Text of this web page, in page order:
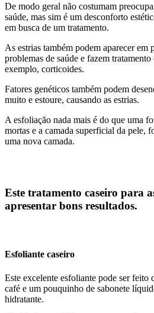
De modo geral não costumam
saúde, mas sim é um desconforto
em busca de um tratamento.
As estrias também podem aparecer em
problemas de saúde e fazem
exemplo, corticoides.
Fatores genéticos também podem
muito e estoure, causando as estrias.
A esfoliação nada mais é do que uma
mortas e a camada superficial da pele,
uma nova camada.
Este tratamento caseiro para
apresentar bons resultados.
Esfoliante caseiro
Este excelente esfoliante pode ser feito
café e um pouquinho de sabonete
hidratante.